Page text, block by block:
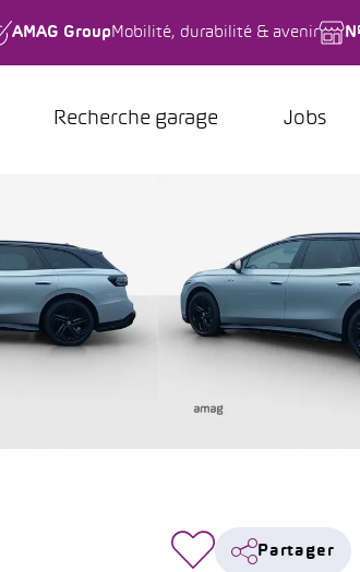
AMAG Group Mobilité, durabilité & avenir
Recherche garage Jobs
Partager